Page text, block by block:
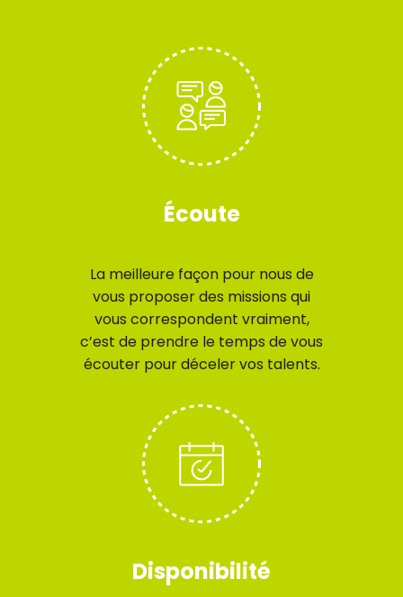
Écoute
La meilleure façon pour nous de
vous proposer des missions qui
vous correspondent vraiment,
c’est de prendre le temps de vous
écouter pour déceler vos talents.
Disponibilité